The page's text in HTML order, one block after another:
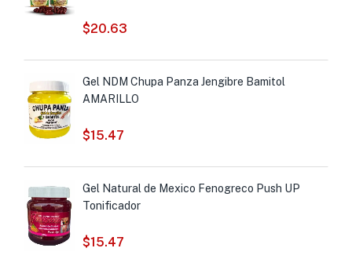
$20.63
Gel NDM Chupa Panza Jengibre Bamitol
AMARILLO
$15.47
Gel Natural de Mexico Fenogreco Push UP
Tonificador
$15.47